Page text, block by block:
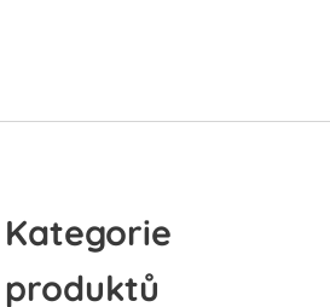
Kategorie
produktů